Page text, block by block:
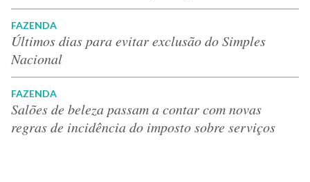
FAZENDA
Últimos dias para evitar exclusão do Simples
Nacional
FAZENDA
Salões de beleza passam a contar com novas
regras de incidência do imposto sobre serviços